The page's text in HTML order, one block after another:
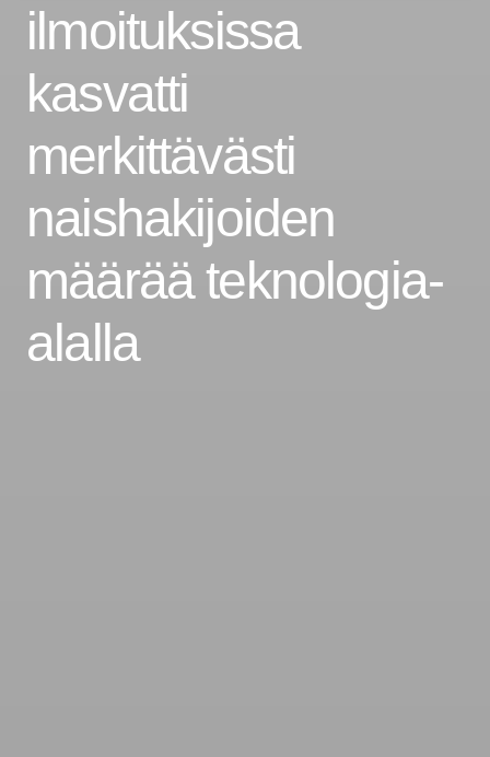
ilmoituksissa
kasvatti
merkittävästi
naishakijoiden
määrää teknologia-
alalla